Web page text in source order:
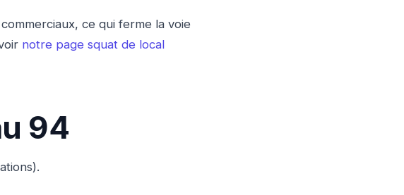
ce qui ferme la voie
notre page squat de local
94